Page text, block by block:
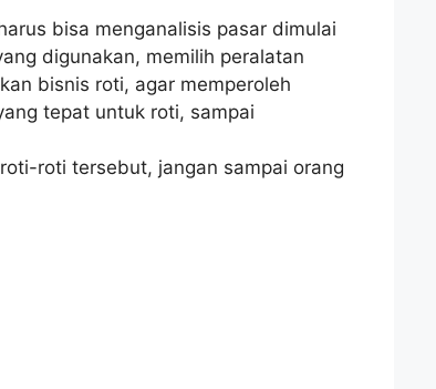
bisa menganalisis pasar dimulai
digunakan, memilih peralatan
bisnis roti, agar memperoleh
tepat untuk roti, sampai
roti tersebut, jangan sampai orang